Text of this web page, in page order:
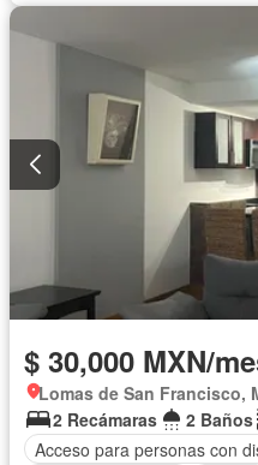
Recámara con closet
Vista
Completamente amueblado
$ 30,000 MXN/
Lomas de San Francisco,
2 Recámaras
2 Baños
Acceso para personas con